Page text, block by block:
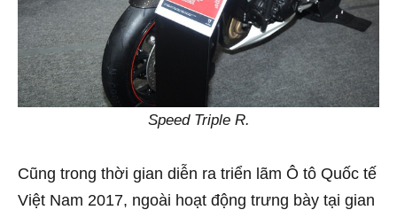
Speed Triple R.
Cũng trong thời gian diễn ra triển lãm Ô tô Quốc tế
Việt Nam 2017, ngoài hoạt động trưng bày tại gian